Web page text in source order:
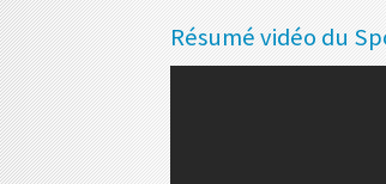
Résumé vidéo du